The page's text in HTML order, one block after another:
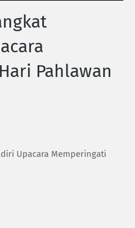
Pahlawan
Upacara Memperingati